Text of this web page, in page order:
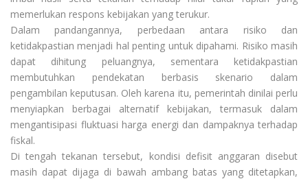
memerlukan respons kebijakan yang terukur.
Dalam pandangannya, perbedaan antara risiko dan
ketidakpastian menjadi hal penting untuk dipahami. Risiko masih
dapat dihitung peluangnya, sementara ketidakpastian
membutuhkan pendekatan berbasis skenario dalam
pengambilan keputusan. Oleh karena itu, pemerintah dinilai perlu
menyiapkan berbagai alternatif kebijakan, termasuk dalam
mengantisipasi fluktuasi harga energi dan dampaknya terhadap
fiskal.
Di tengah tekanan tersebut, kondisi defisit anggaran disebut
masih dapat dijaga di bawah ambang batas yang ditetapkan,